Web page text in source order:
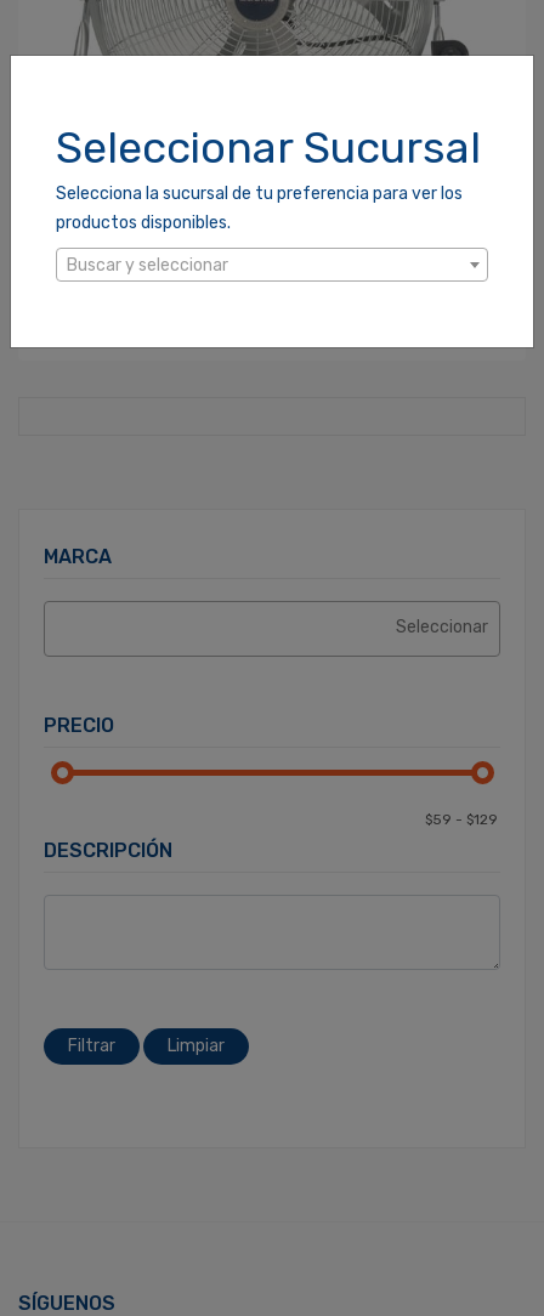
Seleccionar Sucursal
Selecciona la sucursal de tu preferencia para ver los
productos disponibles.
Buscar y seleccionar
MARCA
PRECIO
DESCRIPCIÓN
Filtrar Limpiar
VENTILADOR LASKO 3 ASPAS PISO 3 VEL. 20 GRIS (2265QM)
SÍGUENOS